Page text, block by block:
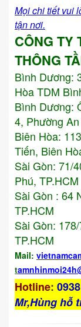
Mọi chi tiết vui
tận nơi.
CÔNG TY
THÔNG
Bình Dương:
Hòa TDM
Bình Dương:
4, Phường
Biên Hòa:
Tiến, Biên
Sài Gòn: 71/
Phú, TP.HCM
Sài Gòn : 64
TP.HCM
Sài Gòn:
TP.HCM
Mail:
t
Hotline:
Mr,Hùng hỗ